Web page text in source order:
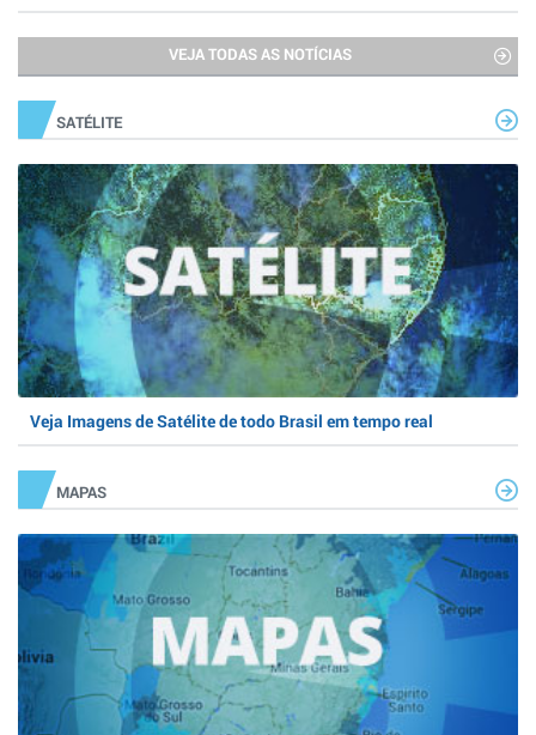
VEJA TODAS AS NOTÍCIAS
SATÉLITE
Veja Imagens de Satélite de todo Brasil em tempo real
MAPAS